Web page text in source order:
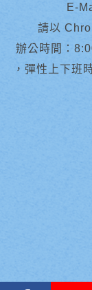
E-
請以
辦公時間：
，彈性上下班